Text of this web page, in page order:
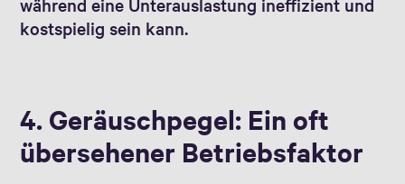
kostspielig sein kann.
4. Geräuschpegel: Ein oft
übersehener Betriebsfaktor